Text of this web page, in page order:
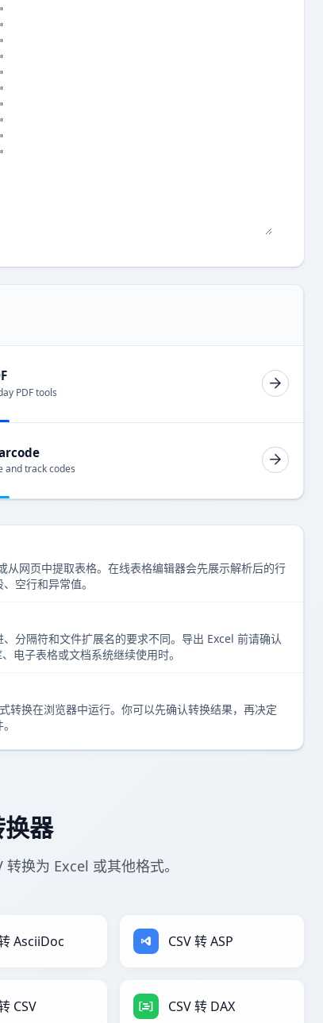
PDF tools
and track codes
从网页中提取表格。在线表格编辑器会先展示解析后的行
空行和异常值。
分隔符和文件扩展名的要求不同。导出 Excel 前请确认
电子表格或文档系统继续使用时。
转换在浏览器中运行。你可以先确认转换结果，再决定
器
换为 Excel 或其他格式。
AsciiDoc CSV 转 ASP
CSV CSV 转 DAX